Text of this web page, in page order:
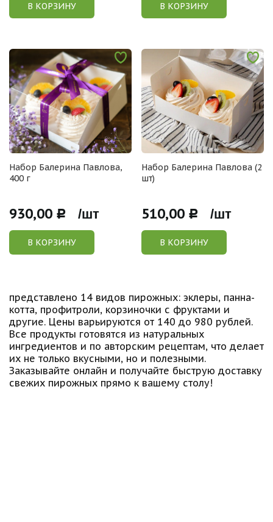
В КОРЗИНУ В КОРЗИНУ
Набор Балерина Павлова,
400 г
930,00 Р /шт
В КОРЗИНУ
Набор Балерина Павлова (2
шт)
510,00 Р /шт
В КОРЗИНУ
представлено 14 видов пирожных: эклеры, панна-
котта, профитроли, корзиночки с фруктами и
другие. Цены варьируются от 140 до 980 рублей.
Все продукты готовятся из натуральных
ингредиентов и по авторским рецептам, что делает
их не только вкусными, но и полезными.
Заказывайте онлайн и получайте быструю доставку
свежих пирожных прямо к вашему столу!